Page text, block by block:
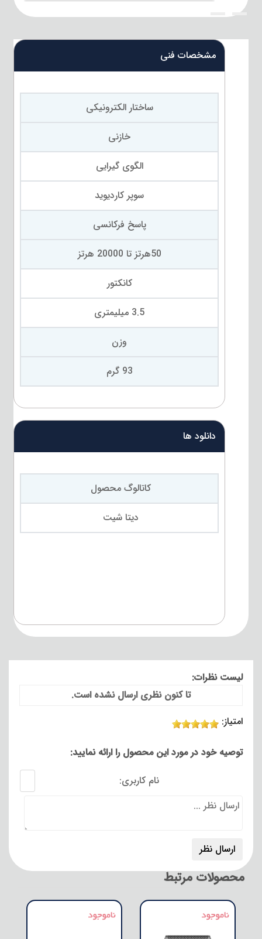
{title}
{title}
مشخصات فنی
ساختار الکترونیکی
خازنی
الگوی گیرایی
سوپر کاردیوید
پاسخ فرکانسی
50هرتز تا 20000 هرتز
کانکتور
3.5 میلیمتری
وزن
93 گرم
دانلود ها
کاتالوگ محصول
دیتا شیت
لیست نظرات:
تا کنون نظری ارسال نشده است.
امتیاز:
توصیه خود در مورد این محصول را ارائه نمایید:
نام کاربری:
محصولات مرتبط